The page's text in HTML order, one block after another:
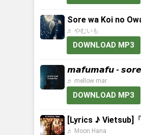
Sore wa Koi no
♬ やむいも
DOWNLOAD MP3
𝙢𝙖𝙛𝙪𝙢𝙖𝙛𝙪 -
♬ mellow mar
DOWNLOAD MP3
[Lyrics ♪ Vietsub]
♬ Moon Hana